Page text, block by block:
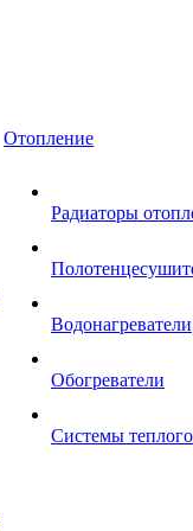
Отопление
Радиаторы
Водонагреватели
Обогреватели
Системы